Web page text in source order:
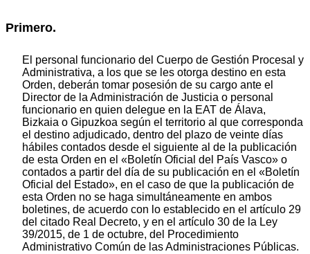
Primero.
El personal funcionario del Cuerpo de Gestión Procesal y
Administrativa, a los que se les otorga destino en esta
Orden, deberán tomar posesión de su cargo ante el
Director de la Administración de Justicia o personal
funcionario en quien delegue en la EAT de Álava,
Bizkaia o Gipuzkoa según el territorio al que corresponda
el destino adjudicado, dentro del plazo de veinte días
hábiles contados desde el siguiente al de la publicación
de esta Orden en el «Boletín Oficial del País Vasco» o
contados a partir del día de su publicación en el «Boletín
Oficial del Estado», en el caso de que la publicación de
esta Orden no se haga simultáneamente en ambos
boletines, de acuerdo con lo establecido en el artículo 29
del citado Real Decreto, y en el artículo 30 de la Ley
39/2015, de 1 de octubre, del Procedimiento
Administrativo Común de las Administraciones Públicas.